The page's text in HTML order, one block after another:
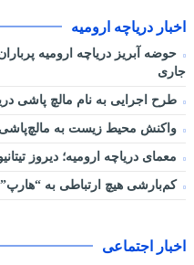
اخبار دریاچه ارومیه
حوضه آبریز دریاچه ارومیه
جاری
طرح اجرایی به نام مالچ پاشی
واکنش محیط زیست به مالچ‌پاشی
معمای دریاچه ارومیه؛ دیروز
کم‌بارشی هیچ ارتباطی به “هارپ”
اخبار اجتماعی